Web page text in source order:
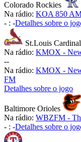
Colorado Rockies
Na rádio: KOA 850
- : -Detalhes sobre o
St.Louis
Na rádio: KMOX -
--
Na rádio: KMOX -
FM
Detalhes sobre o jogo
Baltimore Orioles
Na rádio: WBZFM -
- : -Detalhes sobre o